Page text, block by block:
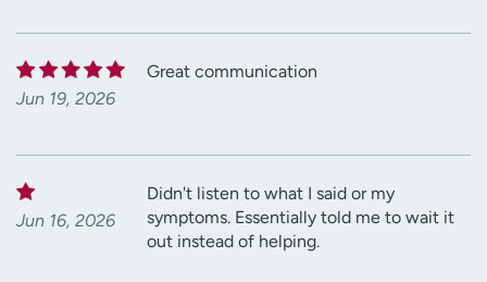
Jun 19, 2026
Great communication
Jun 16, 2026
Didn't listen to what I said or my
symptoms. Essentially told me to wait it
out instead of helping.